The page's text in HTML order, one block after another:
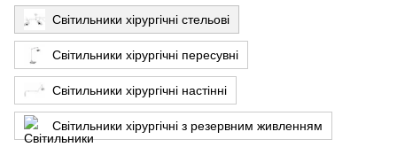
Світильники хірургічні стельові
Світильники хірургічні пересувні
Світильники хірургічні настінні
Світильники хірургічні з резервним живленням